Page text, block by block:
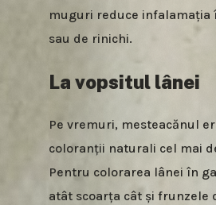
muguri reduce infalamația
sau de rinichi.
La vopsitul lânei
Pe vremuri, mesteacănul
coloranții naturali cel mai
Pentru colorarea lânei în
atât scoarța cât și frunzele